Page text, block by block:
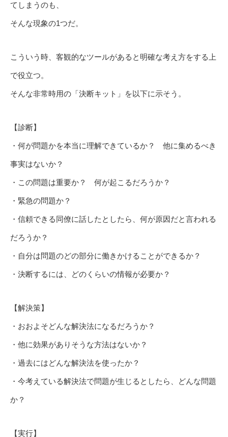
てしまうのも、
そんな現象の1つだ。
こういう時、客観的なツールがあると明確な考え方をする上
で役立つ。
そんな非常時用の「決断キット」を以下に示そう。
【診断】
・何が問題かを本当に理解できているか？ 他に集めるべき
事実はないか？
・この問題は重要か？ 何が起こるだろうか？
・緊急の問題か？
・信頼できる同僚に話したとしたら、何が原因だと言われる
だろうか？
・自分は問題のどの部分に働きかけることができるか？
・決断するには、どのくらいの情報が必要か？
【解決策】
・おおよそどんな解決法になるだろうか？
・他に効果がありそうな方法はないか？
・過去にはどんな解決法を使ったか？
・今考えている解決法で問題が生じるとしたら、どんな問題
か？
【実行】